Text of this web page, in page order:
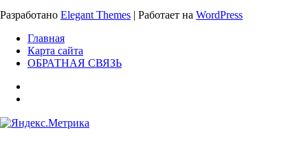
Разработано Elegant Themes | Работает на WordPress
Главная
Карта сайта
ОБРАТНАЯ СВЯЗЬ